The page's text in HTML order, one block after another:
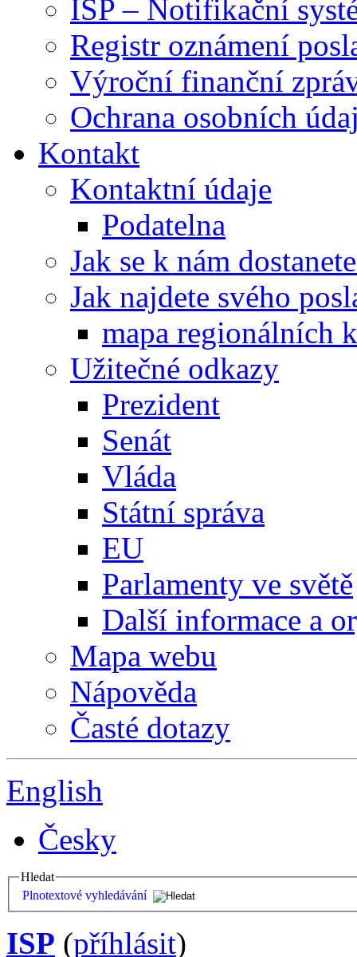
ISP – Notifikační
Registr oznámení
Výroční finanční
Ochrana osobních
Kontakt
Kontaktní údaje
Podatelna
Jak se k nám
Jak najdete svého
mapa regionálních
Užitečné odkazy
Prezident
Senát
Vláda
Státní správa
EU
Parlamenty ve světě
Další informace a
Mapa webu
Nápověda
Časté dotazy
English
Česky
Hledat
Plnotextové vyhledávání
ISP (příhlásit)